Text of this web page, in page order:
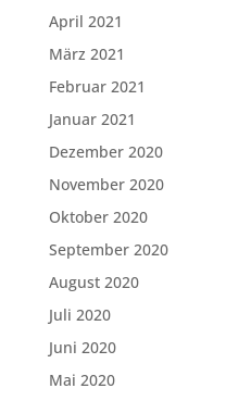
April 2021
März 2021
Februar 2021
Januar 2021
Dezember 2020
November 2020
Oktober 2020
September 2020
August 2020
Juli 2020
Juni 2020
Mai 2020